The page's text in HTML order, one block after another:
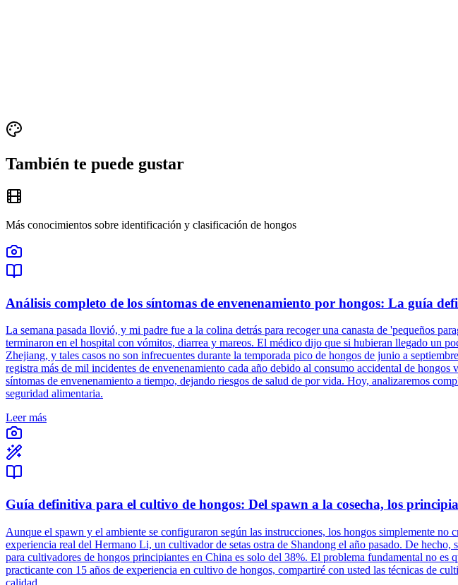
También te puede gustar
Más conocimientos sobre identificación y clasificación de hongos
Análisis completo de los síntomas de envenenamiento por hongos: La guía
La semana pasada llovió, y mi padre fue a la colina detrás para recoger una canasta de 'pequeños
terminaron en el hospital con vómitos, diarrea y mareos. El médico dijo que si hubieran llegado un
Zhejiang, y tales casos no son infrecuentes durante la temporada pico de hongos de junio a
registra más de mil incidentes de envenenamiento cada año debido al consumo accidental de
síntomas de envenenamiento a tiempo, dejando riesgos de salud de por vida. Hoy, analizaremos
seguridad alimentaria.
Leer más
Guía definitiva para el cultivo de hongos: Del spawn a la cosecha, los
Aunque el spawn y el ambiente se configuraron según las instrucciones, los hongos simplemente
experiencia real del Hermano Li, un cultivador de setas ostra de Shandong el año pasado. De
para cultivadores de hongos principiantes en China es solo del 38%. El problema fundamental no
practicante con 15 años de experiencia en cultivo de hongos, compartiré con usted las técnicas de
calidad.